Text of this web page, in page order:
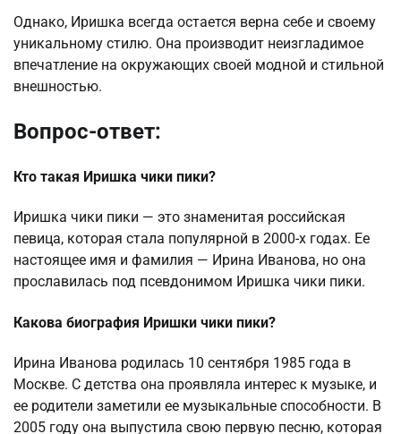
Однако, Иришка всегда остается верна себе и своему
уникальному стилю. Она производит неизгладимое
впечатление на окружающих своей модной и стильной
внешностью.
Вопрос-ответ:
Кто такая Иришка чики пики?
Иришка чики пики — это знаменитая российская
певица, которая стала популярной в 2000-х годах. Ее
настоящее имя и фамилия — Ирина Иванова, но она
прославилась под псевдонимом Иришка чики пики.
Какова биография Иришки чики пики?
Ирина Иванова родилась 10 сентября 1985 года в
Москве. С детства она проявляла интерес к музыке, и
ее родители заметили ее музыкальные способности. В
2005 году она выпустила свою первую песню, которая